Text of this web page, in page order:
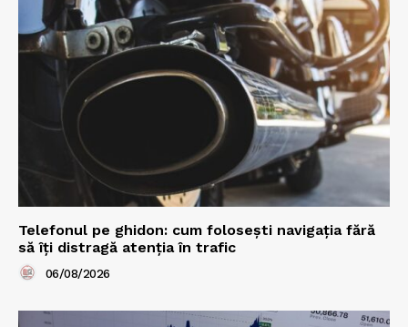
Telefonul pe ghidon: cum folosești navigația fără
să îți distragă atenția în trafic
06/08/2026